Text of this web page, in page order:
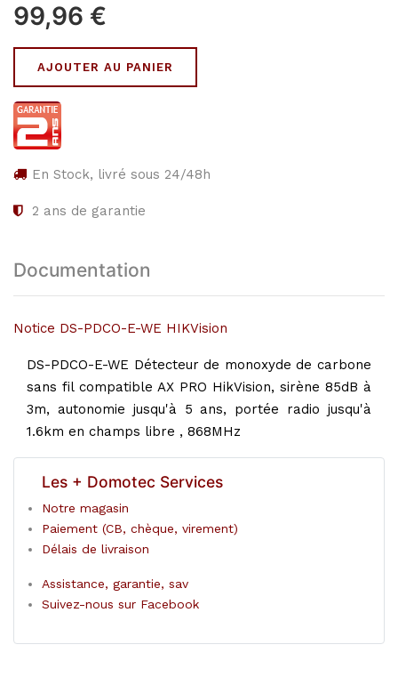
99,96 €
AJOUTER AU PANIER
En Stock, livré sous 24/48h
2 ans de garantie
Documentation
Notice DS-PDCO-E-WE HIKVision
DS-PDCO-E-WE Détecteur de monoxyde de carbone
sans fil compatible AX PRO HikVision, sirène 85dB à
3m, autonomie jusqu'à 5 ans, portée radio jusqu'à
1.6km en champs libre , 868MHz
Les + Domotec Services
Notre magasin
Paiement (CB, chèque, virement)
Délais de livraison
Assistance, garantie, sav
Suivez-nous sur Facebook